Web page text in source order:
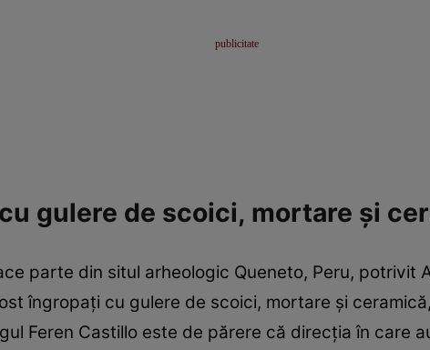
gulere de scoici, mortare și
parte din situl arheologic Queneto, Peru, potrivit
îngropați cu gulere de scoici, mortare și
Feren Castillo este de părere că direcția în care